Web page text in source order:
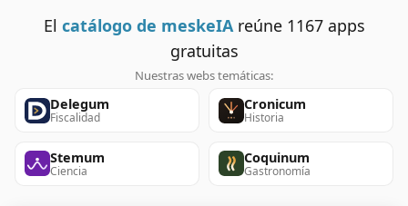
El catálogo de meskeIA reúne 1167apps
gratuitas
Nuestras webs temáticas:
Delegum
Fiscalidad
Cronicum
Historia
Stemum
Ciencia
Coquinum
Gastronomía